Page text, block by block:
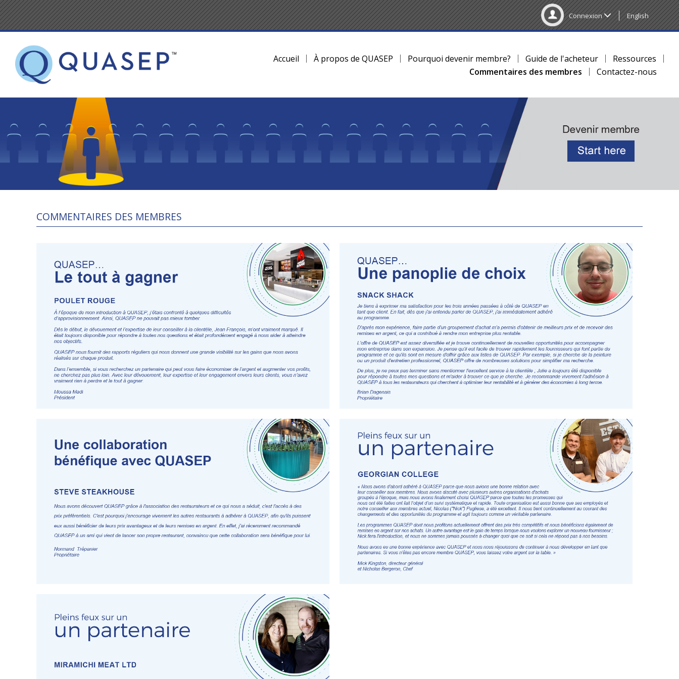
Connexion English
Accueil À propos de QUASEP Pourquoi devenir membre? Guide de l'acheteur
Ressources
Commentaires des membres
Contactez-nous
COMMENTAIRES DES MEMBRES